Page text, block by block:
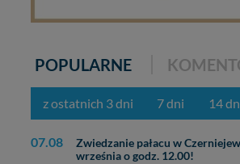
POPULARNE
z ostatnich 3 dni 7 dni 14
07.08
Zwiedzanie pałacu w
września o godz. 12.00!